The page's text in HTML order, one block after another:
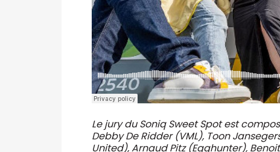
Le jury du Soniq Sweet Spot est
Debby De Ridder (VML), Toon
United), Arnaud Pitz (Egghunter),